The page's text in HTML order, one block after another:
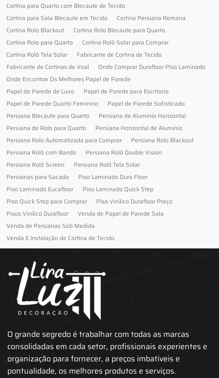
Cortina para Quarto com Blecaute de Tecido
Cortina para Sala Blecaute em Tecido
Cortina Persiana Romana
Cortina Rolo Blackout
Cortina Rolo Blecaute para Quarto
Cortina Rolo para Quarto
Cortina Rolô Solar para Comprar
Cortina Rolô Tela Solar
Fabricante de Cortina de Tecido
Fabricante de Cortinas de Voal
Onde Comprar Durafloor Piso Laminado
Onde Encontrar Os Melhores Papel de Parede
Papel de Parede de Luxo
Papel de Parede para Escritorio
Papel de Parede Quarto Feminino
Papel de Parede Sofisticado
Persiana Blecaute para Quarto
Persiana de Alumínio Horizontal
Persiana de Rolo para Quarto
Persiana Horizontal de Alumínio
Persiana Rolo Automatizada para Comprar
Persiana Rolo Blackout
Persiana Rolô com Bando
Persiana Rolô Double Vision
Persiana Rolô Screen
Persiana Rolô Tela Solar
Persianas para Sacada
Piso Laminado Dura Floor
Piso Laminado Eucafloor
Piso Laminado Quick Step
Piso Quick Step para Comprar
Piso Vinilico Durafloor Preço
Pisos Vinilico Durafloor
Venda de Papel de Parede Sala
Venda de Persianas Sob Medida
Venda E Instalação de Cortina de Tecido
O grande segredo é trabalhar com todas as marcas
consolidadas em cada setor, profissionais experientes e
organização para fornecer, a preços imbatíveis e
pontualidade, os melhores produtos e serviços.